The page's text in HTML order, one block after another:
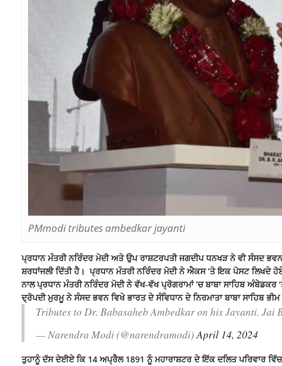
PMmodi tributes ambedkar jayanti
ਪ੍ਰਧਾਨ ਮੰਤਰੀ ਨਰਿੰਦਰ ਮੋਦੀ ਅਤੇ ਉਪ ਰਾਸ਼ਟਰਪਤੀ ਜਗਦੀਪ ਧਨਖੜ ਨੇ ਵੀ ਸੰਸਦ ਭਵਨ
ਸ਼ਰਧਾਂਜਲੀ ਦਿੱਤੀ ਹੈ। ਪ੍ਰਧਾਨ ਮੰਤਰੀ ਨਰਿੰਦਰ ਮੋਦੀ ਨੇ ਐਕਸ ‘ਤੇ ਇਕ ਪੋਸਟ ਲਿਖਦੇ
ਨਾਲ ਪ੍ਰਧਾਨ ਮੰਤਰੀ ਨਰਿੰਦਰ ਮੋਦੀ ਨੇ ਵੱਖ-ਵੱਖਪ੍ਰੋਗਰਾਮਾਂ‘ਚ ਬਾਬਾ ਸਾਹਿਬ ਅੰਬੇਡਕਰ
ਦ੍ਰੋਪਦੀ ਮੁਰਮੂ ਨੇ ਸੰਸਦ ਭਵਨ ਵਿਖੇ ਭਾਰਤ ਦੇ ਸੰਵਿਧਾਨ ਦੇ ਨਿਰਮਾਤਾ ਬਾਬਾ ਸਾਹਿਬ
Tributes to Dr. Babasaheb Ambedkar on his Jayanti. Jai
— Narendra Modi (@narendramodi)April 14, 2024
ਤੁਹਾਨੂੰ ਦੱਸ ਦੇਈਏ ਕਿ 14 ਅਪ੍ਰੈਲ 1891 ਨੂੰ ਮਹਾਰਾਸ਼ਟਰ ਦੇ ਇੱਕ ਦਲਿਤ ਪਰਿਵਾਰ